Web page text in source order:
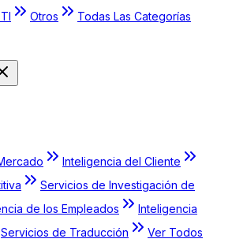
Otros Todas Las Categorías
Inteligencia del Cliente
Servicios de Investigación de
de los Empleados
Inteligencia
Servicios de Traducción
Ver Todos